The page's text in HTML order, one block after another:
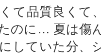
て品質良くて
のに… 夏は傷
していた分、